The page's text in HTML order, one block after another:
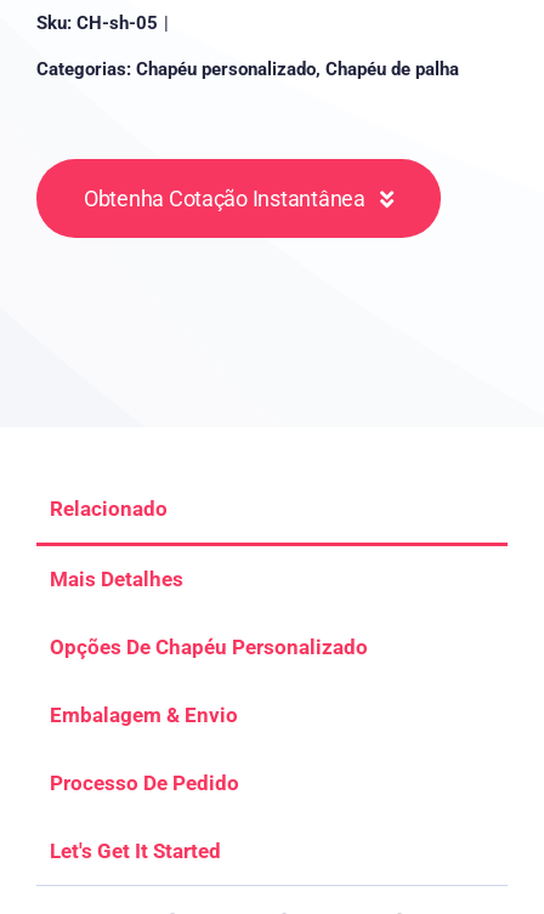
Sku: CH-sh-05 |
Categorias: Chapéu personalizado, Chapéu de palha
Obtenha Cotação Instantânea
Relacionado
Mais Detalhes
Opções De Chapéu Personalizado
Embalagem & Envio
Processo De Pedido
Let's Get It Started